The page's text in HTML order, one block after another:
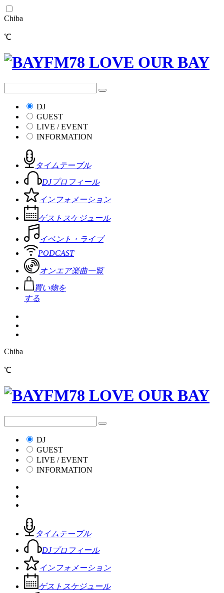
Chiba
℃
DJ
GUEST
LIVE / EVENT
INFORMATION
タイムテーブル
DJプロフィール
インフォメーション
ゲストスケジュール
イベント・ライブ
PODCAST
オンエア楽曲一覧
買い物を
する
Chiba
℃
DJ
GUEST
LIVE / EVENT
INFORMATION
タイムテーブル
DJプロフィール
インフォメーション
ゲストスケジュール